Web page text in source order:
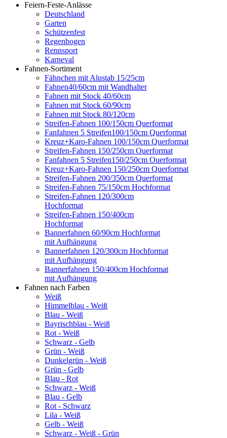
Feiern-Feste-Anlässe
Deutschland
Garten
Schützenfest
Regenbogen
Rennsport
Karneval
Fahnen-Sortiment
Fähnchen mit Alustab 15/25cm
Fahnen40/60cm mit Wandhalter
Fahnen mit Stock 40/60cm
Fahnen mit Stock 60/90cm
Fahnen mit Stock 80/120cm
Streifen-Fahnen 100/150cm Querformat
Fanfahnen 5 Streifen100/150cm Querformat
Kreuz+Karo-Fahnen 100/150cm Querformat
Streifen-Fahnen 150/250cm Ouerformat
Fanfahnen 5 Streifen150/250cm Ouerformat
Kreuz+Karo-Fahnen 150/250cm Querformat
Streifen-Fahnen 200/350cm Querformat
Streifen-Fahnen 75/150cm Hochformat
Streifen-Fahnen 120/300cm
Hochformat
Streifen-Fahnen 150/400cm
Hochformat
Bannerfahnen 60/90cm Hochformat
mit Aufhängung
Bannerfahnen 120/300cm Hochformat
mit Aufhängung
Bannerfahnen 150/400cm Hochformat
mit Aufhängung
Fahnen nach Farben
Weiß
Himmelblau - Weiß
Blau - Weiß
Bayrischblau - Weiß
Rot - Weiß
Schwarz - Gelb
Grün - Weiß
Dunkelgrün - Weiß
Grün - Gelb
Blau - Rot
Schwarz - Weiß
Blau - Gelb
Rot - Schwarz
Lila - Weiß
Gelb - Weiß
Schwarz - Weiß - Grün